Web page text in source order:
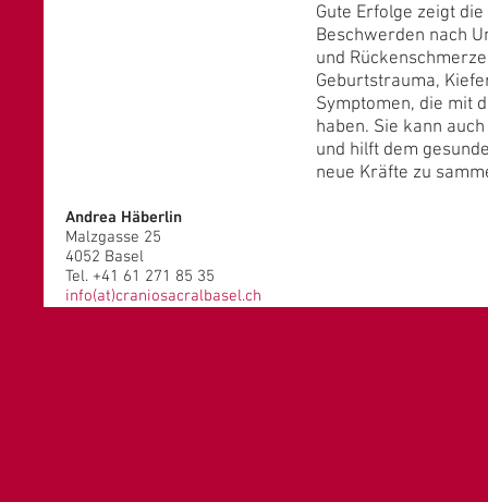
Gute Erfolge zeigt
Beschwerden nach
und
Geburtstrauma,
Symptomen, die mit
haben. Sie kann
und hilft dem
neue Kräfte zu
Andrea Häberlin
Malzgasse 25
4052 Basel
Tel. +41 61 271 85 35
info(at)craniosacralbasel.ch